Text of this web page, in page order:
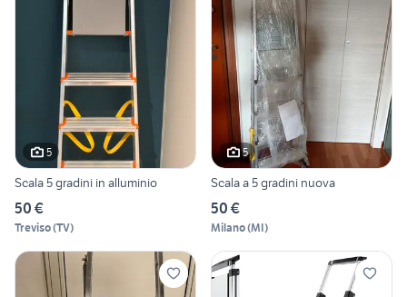
5
Scala 5 gradini in alluminio
50 €
Treviso(TV)
5
Scala a 5 gradini nuova
50 €
Milano(MI)